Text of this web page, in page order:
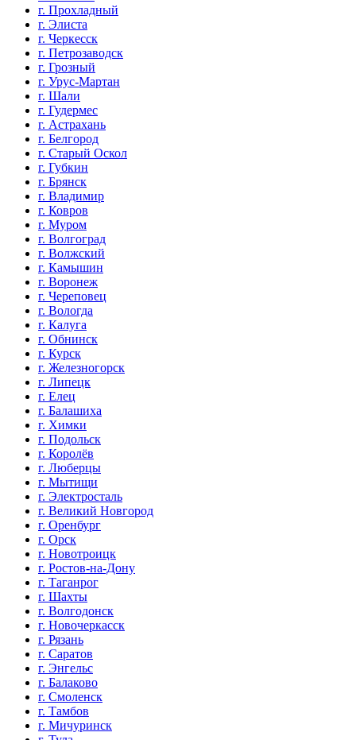
г. Прохладный
г. Элиста
г. Черкесск
г. Петрозаводск
г. Грозный
г. Урус-Мартан
г. Шали
г. Гудермес
г. Астрахань
г. Белгород
г. Старый Оскол
г. Губкин
г. Брянск
г. Владимир
г. Ковров
г. Муром
г. Волгоград
г. Волжский
г. Камышин
г. Воронеж
г. Череповец
г. Вологда
г. Калуга
г. Обнинск
г. Курск
г. Железногорск
г. Липецк
г. Елец
г. Балашиха
г. Химки
г. Подольск
г. Королёв
г. Люберцы
г. Мытищи
г. Электросталь
г. Великий Новгород
г. Оренбург
г. Орск
г. Новотроицк
г. Ростов-на-Дону
г. Таганрог
г. Шахты
г. Волгодонск
г. Новочеркасск
г. Рязань
г. Саратов
г. Энгельс
г. Балаково
г. Смоленск
г. Тамбов
г. Мичуринск